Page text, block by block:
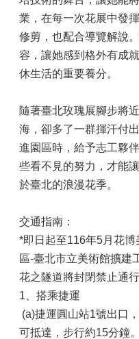
業，在每一次花展中發
修剪，也配合導覽解說
容，讓她感到格外有成
休生活的重要養分。
隨著臺北玫瑰展腳步將
海，卻多了一群揮汗付
進園區時，給予志工夥
些看不見的努力，才能
於臺北的浪漫花季。
交通指南：
*即日起至116年5月花
區-臺北市立美術館擴建
花之隧道將封閉禁止通
1、搭乘捷運
(a)捷運圓山站1號出口
可抵達，步行約15分鐘。